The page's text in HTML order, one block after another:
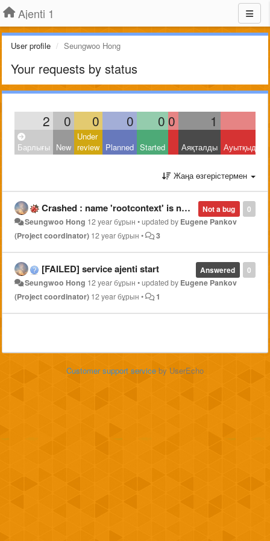
Ajenti 1
User profile Seungwoo Hong
Your requests by status
2 0 0 0 0 0 1
Барлығы New
Under
review Planned Started Аяқталды Ауытқыды
Жаңа өзгерістермен
0
Not a bug
Crashed : name 'rootcontext' is not defined
Seungwoo Hong 12 year бұрын •updated by Eugene Pankov
(Project coordinator) 12 year бұрын • 3
0
Answered
[FAILED] service ajenti start
Seungwoo Hong 12 year бұрын •updated by Eugene Pankov
(Project coordinator) 12 year бұрын • 1
Customer support service by UserEcho